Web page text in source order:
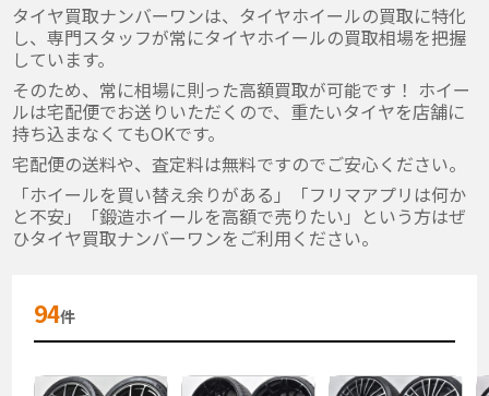
タイヤ買取ナンバーワンは、タイヤホイールの買取に特化
し、専門スタッフが常にタイヤホイールの買取相場を把握
しています。
そのため、常に相場に則った高額買取が可能です！ ホイー
ルは宅配便でお送りいただくので、重たいタイヤを店舗に
持ち込まなくてもOKです。
宅配便の送料や、査定料は無料ですのでご安心ください。
「ホイールを買い替え余りがある」「フリマアプリは何か
と不安」「鍛造ホイールを高額で売りたい」という方はぜ
ひタイヤ買取ナンバーワンをご利用ください。
94件